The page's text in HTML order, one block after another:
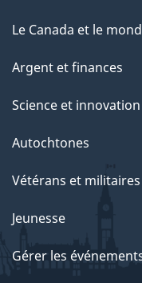
Le Canada et le
Argent et finances
Science et innovation
Autochtones
Vétérans et militaires
Jeunesse
Gérer les